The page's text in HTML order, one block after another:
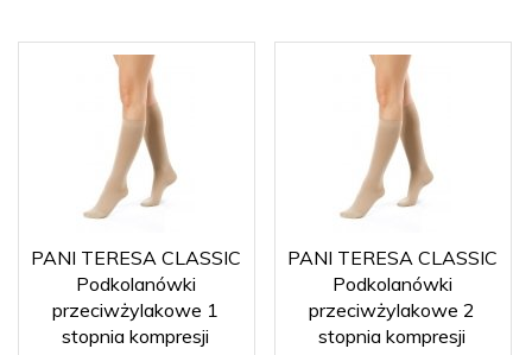
PANI TERESA CLASSIC
Podkolanówki
przeciwżylakowe 1
stopnia kompresji
PANI TERESA CLASSIC
Podkolanówki
przeciwżylakowe 2
stopnia kompresji